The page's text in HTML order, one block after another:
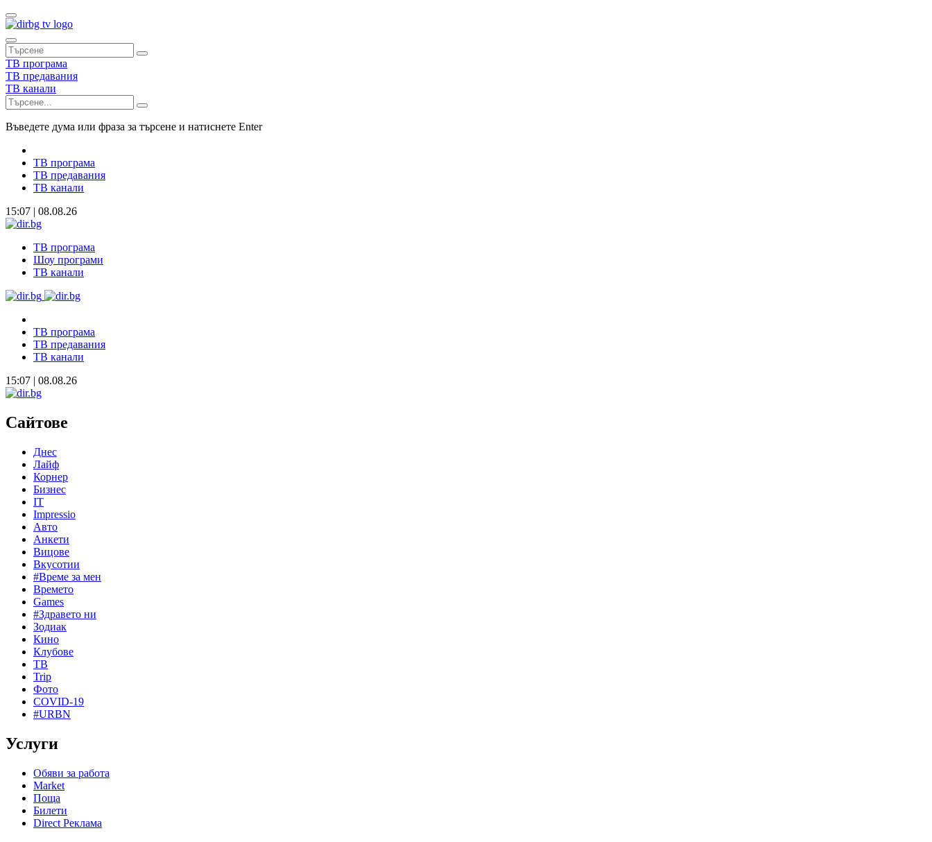
ТВ програма
ТВ предавания
ТВ канали
Въведете дума или фраза за търсене и натиснете Enter
ТВ програма
ТВ предавания
ТВ канали
15:07 | 08.08.26
ТВ програма
Шоу програми
ТВ канали
ТВ програма
ТВ предавания
ТВ канали
15:07 | 08.08.26
Сайтове
Днес
Лайф
Корнер
Бизнес
IT
Impressio
Авто
Анкети
Вицове
Вкусотии
#Време за мен
Времето
Games
#Здравето ни
Зодиак
Кино
Клубове
ТВ
Trip
Фото
COVID-19
#URBN
Услуги
Обяви за работа
Market
Поща
Билети
Direct Реклама